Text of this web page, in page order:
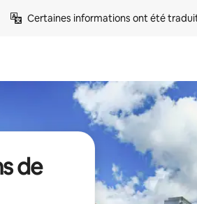
Certaines informations ont été
de